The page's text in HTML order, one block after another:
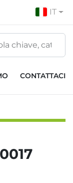
IT
CONTATTACI